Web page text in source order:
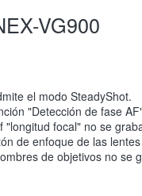
VG900
el modo SteadyShot.
"Detección de fase
"longitud focal" no se
de enfoque de las
de objetivos no se